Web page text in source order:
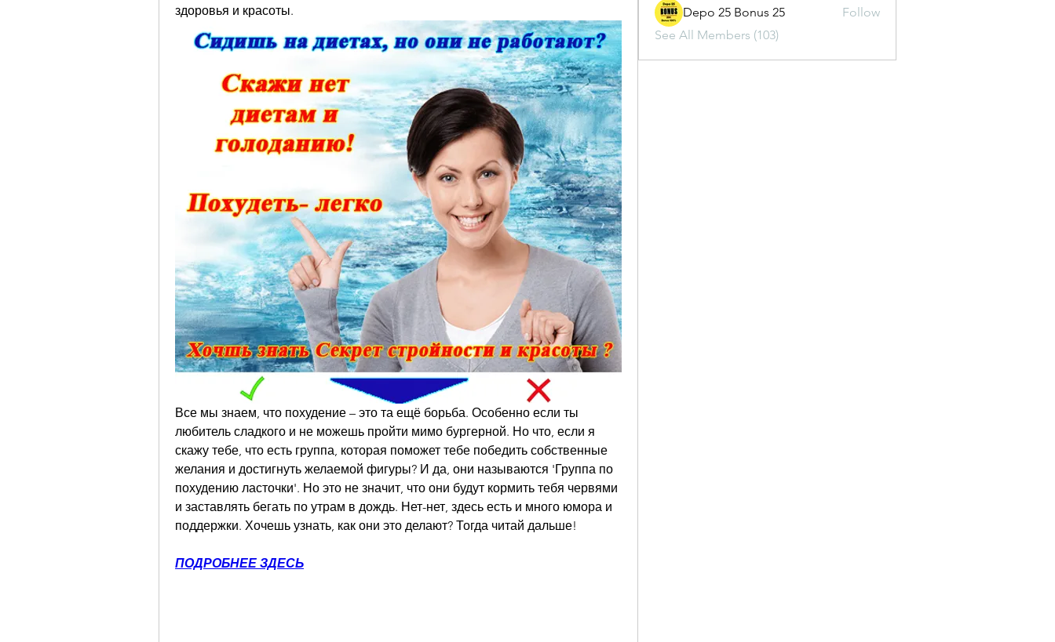
здоровья и красоты.
Все мы знаем, что похудение – это та ещё борьба. Особенно если ты
любитель сладкого и не можешь пройти мимо бургерной. Но что, если я
скажу тебе, что есть группа, которая поможет тебе победить собственные
желания и достигнуть желаемой фигуры? И да, они называются 'Группа по
похудению ласточки'. Но это не значит, что они будут кормить тебя червями
и заставлять бегать по утрам в дождь. Нет-нет, здесь есть и много юмора и
поддержки. Хочешь узнать, как они это делают? Тогда читай дальше!
ПОДРОБНЕЕ ЗДЕСЬ
Depo 25 Bonus 25
Follow
See All Members (103)